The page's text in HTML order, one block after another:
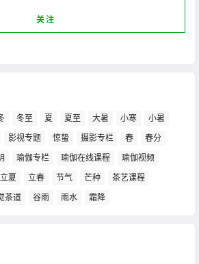
关注
冬至 夏 夏至 大暑 小寒
小暑
影视专题 惊蛰 摄影专栏 春
春分
瑜伽专栏 瑜伽在线课程
瑜伽视频
立夏 立春 节气 芒种
茶艺课程
茶道 谷雨 雨水 霜降